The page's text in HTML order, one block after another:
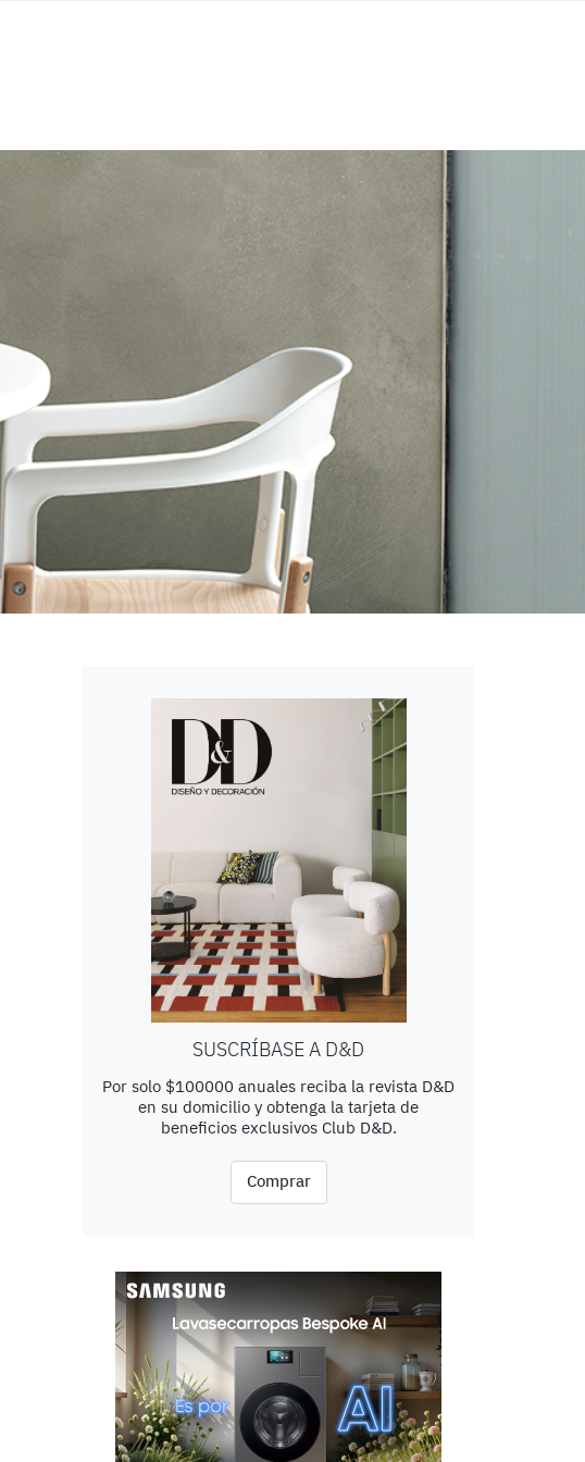
SUSCRÍBASE A D&D
Por solo $100000 anuales reciba la revista D&D
en su domicilio y obtenga la tarjeta de
beneficios exclusivos Club D&D.
Comprar